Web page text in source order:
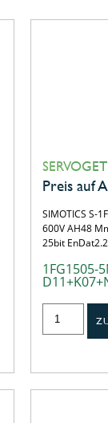
Preis auf
SIMOTICS S-
600V AH48
25bit
1FG1505-